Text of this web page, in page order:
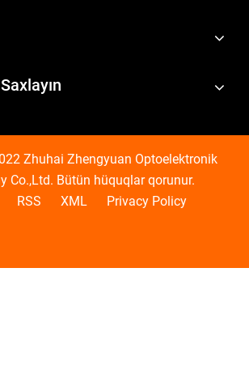
Zhuhai Zhengyuan Optoelektronik
Co.,Ltd. Bütün hüquqlar qorunur.
RSS XML Privacy Policy